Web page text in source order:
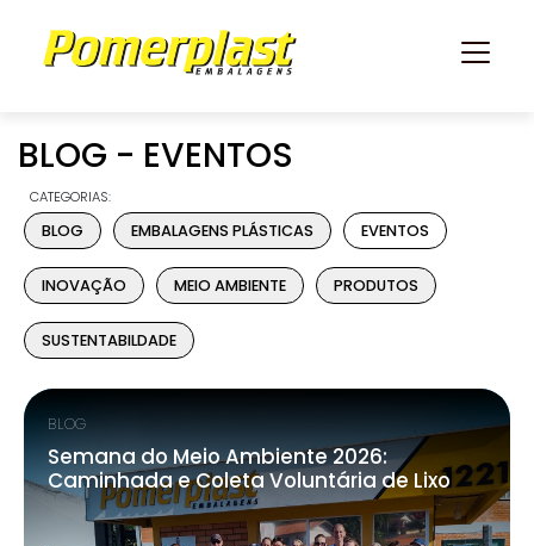
BLOG - EVENTOS
CATEGORIAS:
BLOG EMBALAGENS PLÁSTICAS EVENTOS
INOVAÇÃO MEIO AMBIENTE PRODUTOS
SUSTENTABILDADE
BLOG
Semana do Meio Ambiente 2026:
Caminhada e Coleta Voluntária de Lixo